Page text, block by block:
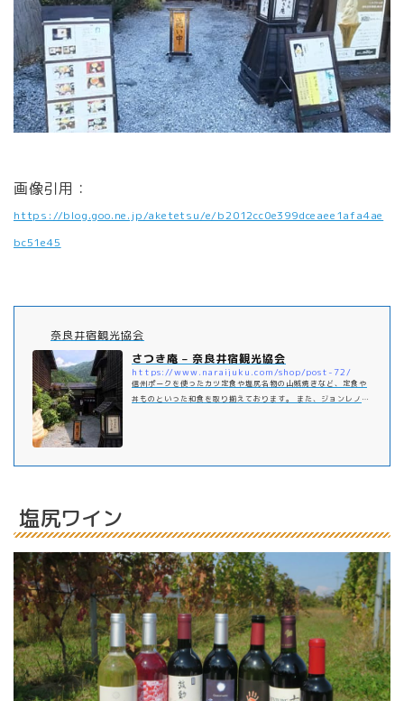
画像引用：
https://blog.goo.ne.jp/aketetsu/e/b2012cc0e399dceaee1afa4ae
bc51e45
奈良井宿観光協会
さつき庵 – 奈良井宿観光協会
https://www.naraijuku.com/shop/post-72/
信州ポークを使ったカツ定食や塩尻名物の山賊焼きなど、定食や
丼ものといった和食を取り揃えております。 また、ジョンレノン
塩尻ワイン